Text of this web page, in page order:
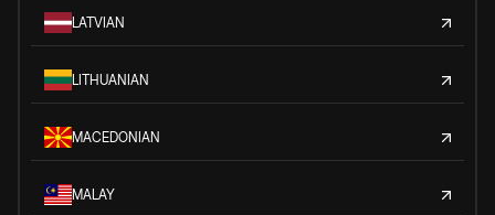
LATVIAN
LITHUANIAN
MACEDONIAN
MALAY